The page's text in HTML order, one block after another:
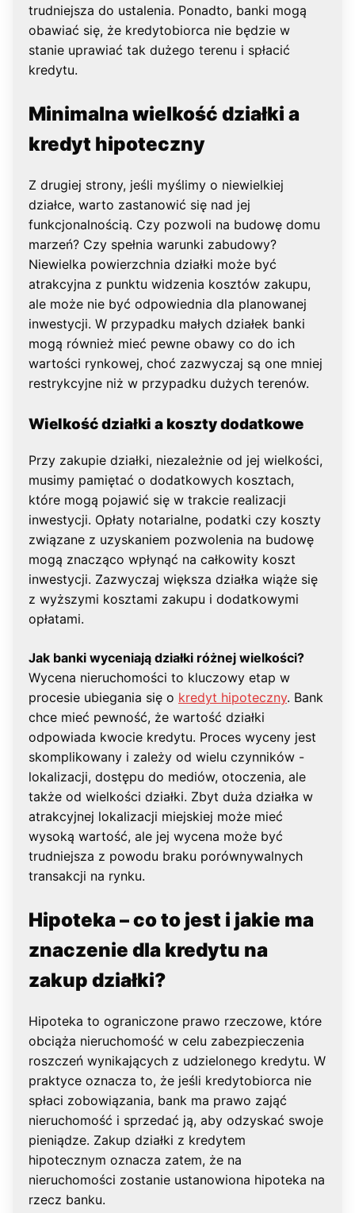
trudniejsza do ustalenia. Ponadto, banki mogą
obawiać się, że kredytobiorca nie będzie w
stanie uprawiać tak dużego terenu i spłacić
kredytu.
Minimalna wielkość działki a
kredyt hipoteczny
Z drugiej strony, jeśli myślimy o niewielkiej
działce, warto zastanowić się nad jej
funkcjonalnością. Czy pozwoli na budowę domu
marzeń? Czy spełnia warunki zabudowy?
Niewielka powierzchnia działki może być
atrakcyjna z punktu widzenia kosztów zakupu,
ale może nie być odpowiednia dla planowanej
inwestycji. W przypadku małych działek banki
mogą również mieć pewne obawy co do ich
wartości rynkowej, choć zazwyczaj są one mniej
restrykcyjne niż w przypadku dużych terenów.
Wielkość działki a koszty dodatkowe
Przy zakupie działki, niezależnie od jej wielkości,
musimy pamiętać o dodatkowych kosztach,
które mogą pojawić się w trakcie realizacji
inwestycji. Opłaty notarialne, podatki czy koszty
związane z uzyskaniem pozwolenia na budowę
mogą znacząco wpłynąć na całkowity koszt
inwestycji. Zazwyczaj większa działka wiąże się
z wyższymi kosztami zakupu i dodatkowymi
opłatami.
Jak banki wyceniają działki różnej wielkości?
Wycena nieruchomości to kluczowy etap w
procesie ubiegania się o kredyt hipoteczny. Bank
chce mieć pewność, że wartość działki
odpowiada kwocie kredytu. Proces wyceny jest
skomplikowany i zależy od wielu czynników -
lokalizacji, dostępu do mediów, otoczenia, ale
także od wielkości działki. Zbyt duża działka w
atrakcyjnej lokalizacji miejskiej może mieć
wysoką wartość, ale jej wycena może być
trudniejsza z powodu braku porównywalnych
transakcji na rynku.
Hipoteka – co to jest i jakie ma
znaczenie dla kredytu na
zakup działki?
Hipoteka to ograniczone prawo rzeczowe, które
obciąża nieruchomość w celu zabezpieczenia
roszczeń wynikających z udzielonego kredytu. W
praktyce oznacza to, że jeśli kredytobiorca nie
spłaci zobowiązania, bank ma prawo zająć
nieruchomość i sprzedać ją, aby odzyskać swoje
pieniądze. Zakup działki z kredytem
hipotecznym oznacza zatem, że na
nieruchomości zostanie ustanowiona hipoteka na
rzecz banku.